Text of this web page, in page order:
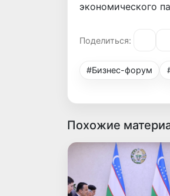
экономического
Поделиться:
#Бизнес-форум
Похожие